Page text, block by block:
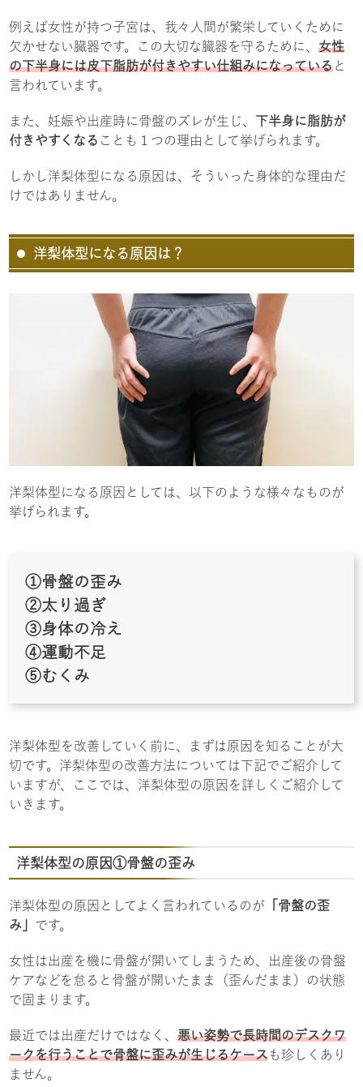
例えば女性が持つ子宮は、我々人間が繁栄していくために
欠かせない臓器です。この大切な臓器を守るために、女性
の下半身には皮下脂肪が付きやすい仕組みになっていると
言われています。
また、妊娠や出産時に骨盤のズレが生じ、 下半身に脂肪が
付きやすくなる ことも１つの理由として挙げられます。
しかし洋梨体型になる原因は、そういった身体的な理由だ
けではありません。
洋梨体型になる原因は？
洋梨体型になる原因としては、以下のような様々なものが
挙げられます。
①骨盤の歪み
②太り過ぎ
③身体の冷え
④運動不足
⑤むくみ
洋梨体型を改善していく前に、まずは原因を知ることが大
切です。洋梨体型の改善方法については下記でご紹介して
いますが、ここでは、洋梨体型の原因を詳しくご紹介して
いきます。
洋梨体型の原因①骨盤の歪み
洋梨体型の原因としてよく言われているのが 「骨盤の歪
み」 です。
女性は出産を機に骨盤が開いてしまうため、出産後の骨盤
ケアなどを怠ると骨盤が開いたまま（歪んだまま）の状態
で固まります。
最近では出産だけではなく、悪い姿勢で長時間のデスクワ
ークを行うことで骨盤に歪みが生じるケースも珍しくあり
ません。